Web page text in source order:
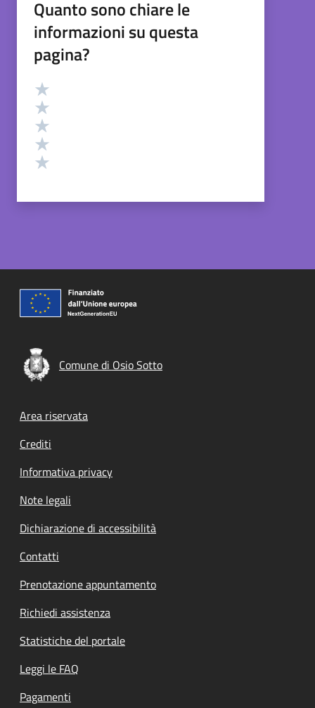
Quanto sono chiare le
informazioni su questa
pagina?
Valutazione
Comune di Osio Sotto
Footer menu
Area riservata
Crediti
Informativa privacy
Note legali
Dichiarazione di accessibilità
Contatti
Prenotazione appuntamento
Richiedi assistenza
Statistiche del portale
Leggi le FAQ
Pagamenti